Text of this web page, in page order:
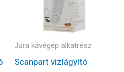
Jura kávégép alkatrész
Scanpart vízlágyító